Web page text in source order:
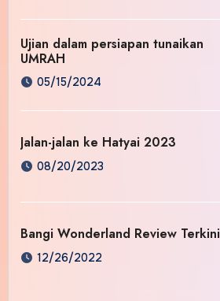
Ujian dalam persiapan tunaikan
UMRAH
05/15/2024
Jalan-jalan ke Hatyai 2023
08/20/2023
Bangi Wonderland Review Terkini
12/26/2022